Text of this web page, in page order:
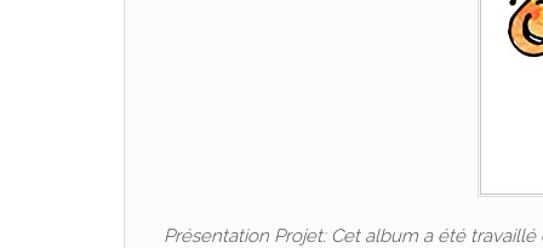
Présentation Projet: Cet album a été